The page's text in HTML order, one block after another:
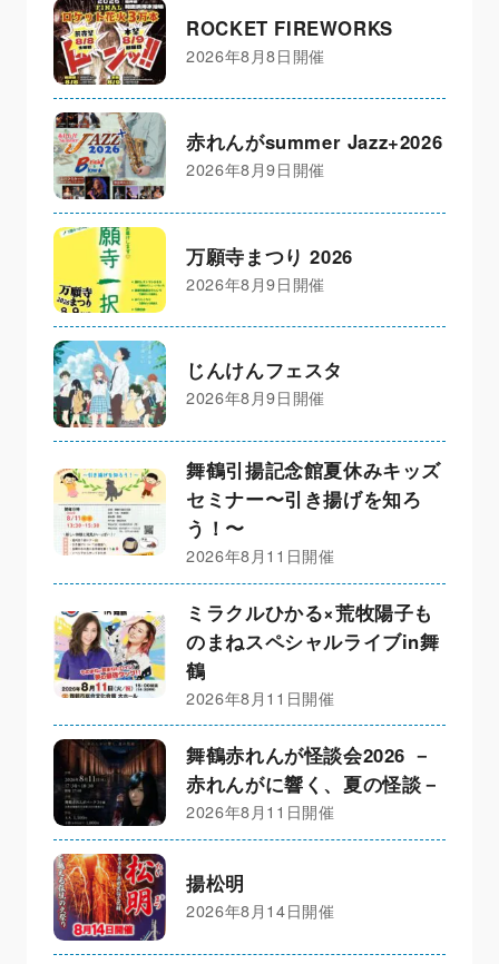
ROCKET FIREWORKS
2026年8月8日開催
赤れんがsummer Jazz+2026
2026年8月9日開催
万願寺まつり 2026
2026年8月9日開催
じんけんフェスタ
2026年8月9日開催
舞鶴引揚記念館夏休みキッズ
セミナー〜引き揚げを知ろ
う！〜
2026年8月11日開催
ミラクルひかる×荒牧陽子も
のまねスペシャルライブin舞
鶴
2026年8月11日開催
舞鶴赤れんが怪談会2026 －
赤れんがに響く、夏の怪談－
2026年8月11日開催
揚松明
2026年8月14日開催